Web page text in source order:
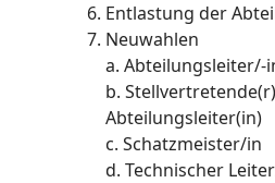
Entlastung der
Neuwahlen
a. Abteilungsleiter/-
b. Stellvertretende(r)
Abteilungsleiter(in)
c. Schatzmeister/in
d. Technischer